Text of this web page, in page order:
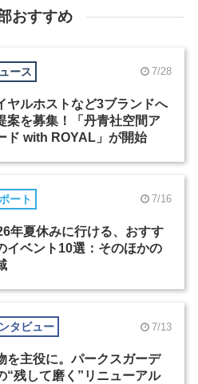
おすすめ
ース 7/28
ヤルホストなど3ブランドへ
案を募集！「丹青社空間ア
ド with ROYAL」が開始
ート 7/16
年夏休みに行ける、おすす
イベント10選：そのほかの
タビュー 7/13
を主役に。パークスガーデ
“残して磨く”リニューアル